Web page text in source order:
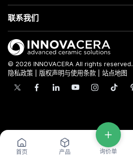
首页 产品 询价单
联系我们
© 2026 INNOVACERA All rights reserved.
隐私政策
版权声明与使用条款 站点地图